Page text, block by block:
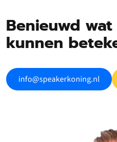
Benieuwd
kunnen
info@speakerkoning.nl